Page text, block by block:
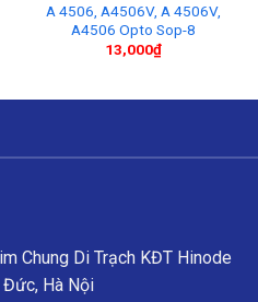
A 4506, A4506V, A 4506V,
A4506 Opto Sop-8
13,000₫
Chung Di Trạch KĐT Hinode
Đức, Hà Nội